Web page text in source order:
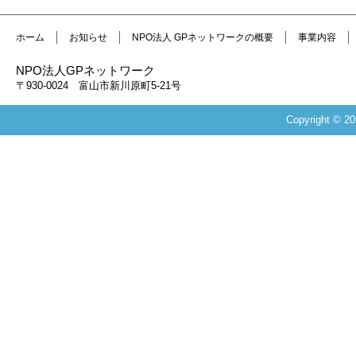
ホーム お知らせ NPO法人 GPネットワークの概要 事業内容
NPO法人GPネットワーク
〒930-0024 富山市新川原町5-21号
Copyright ©